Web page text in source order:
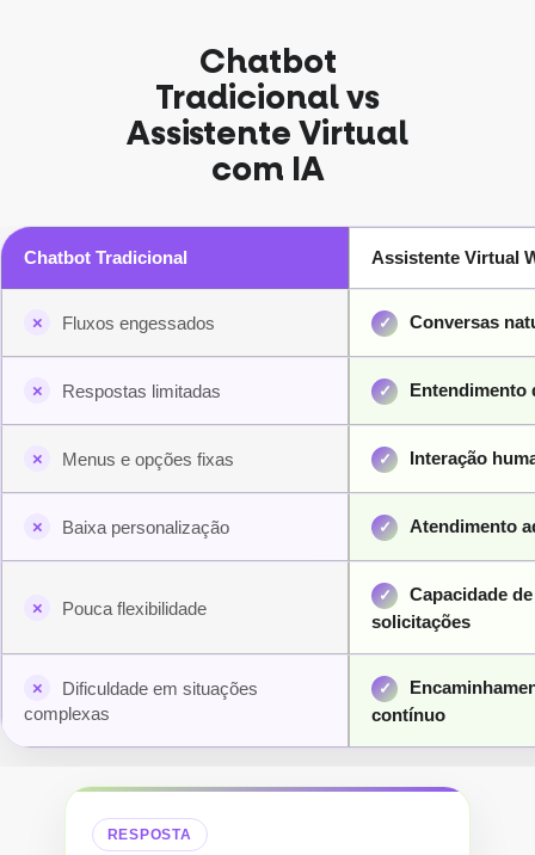
Chatbot
Tradicional vs
Assistente Virtual
com IA
Chatbot Tradicional Assistente Virtual
Fluxos engessados Conversas
Respostas limitadas Entendimento
Menus e opções fixas Interação
Baixa personalização Atendimento
Pouca flexibilidade
Capacidade
solicitações
Dificuldade em situações
complexas
contínuo
RESPOSTA